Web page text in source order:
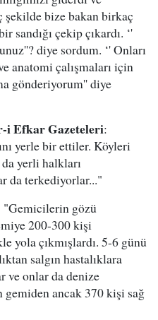
şekilde bize bakan birkaç
sandığı çekip çıkardı. ‘'
diye sordum. ‘' Onları
anatomi çalışmaları için
gönderiyorum'' diye
i Efkar Gazeteleri:
yerle bir ettiler. Köyleri
yerli halkları
da terkediyorlar..."
"Gemicilerin gözü
200-300 kişi
yola çıkmışlardı. 5-6 günü
salgın hastalıklara
ve onlar da denize
gemiden ancak 370 kişi sağ